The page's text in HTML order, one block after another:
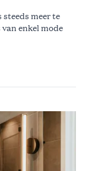
meer te
enkel mode